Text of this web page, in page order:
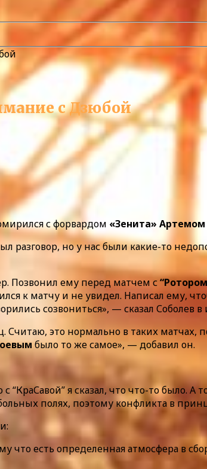
с Дзюбой
с форвардом «Зенита»
разговор, но у нас были какие-то
Позвонил ему перед матчем с
к матчу и не увидел. Написал ему,
созвониться», — сказал Соболев
Считаю, это нормально в таких
было то же самое», — добавил он.
я сказал, что что-то было.
полях, поэтому конфликта в
что есть определенная атмосфера в